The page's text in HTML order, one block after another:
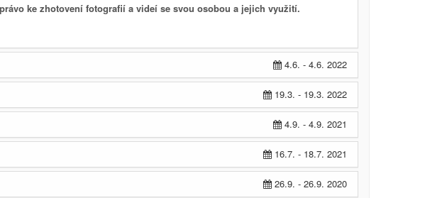
ke zhotovení fotografií a videí se svou osobou a jejich využití.
4.6. - 4.6. 2022
19.3. - 19.3. 2022
4.9. - 4.9. 2021
16.7. - 18.7. 2021
26.9. - 26.9. 2020